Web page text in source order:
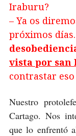
Iraburu?
– Ya os
próximos
vista por san
contrastar
Nuestro
Cartago. Nos
que lo enfrentó